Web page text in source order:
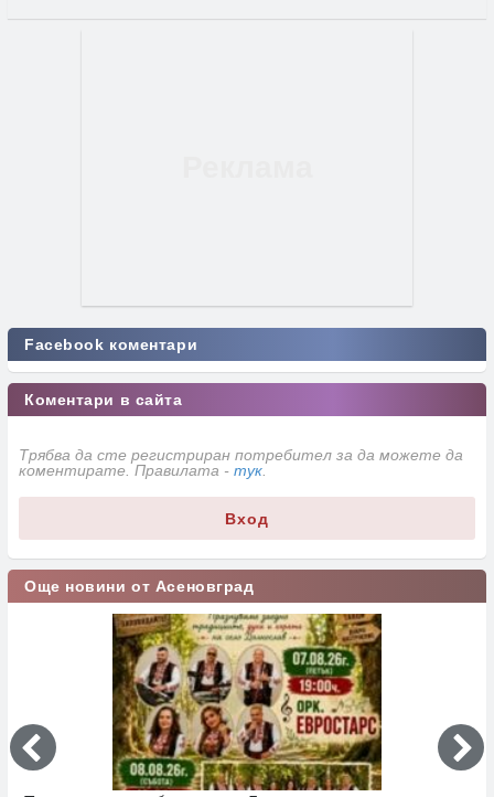
Facebook коментари
Коментари в сайта
Трябва да сте регистриран потребител за да можете да
коментирате. Правилата - тук
Вход
Още новини от Асеновград